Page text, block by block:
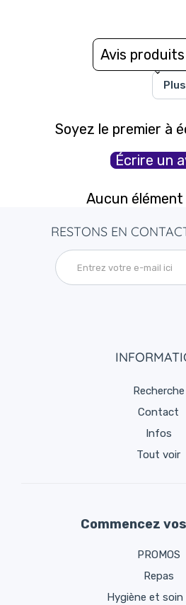
With each reading, the child
vocabulary. There are so many
animal names, colors, and much
Avis
Sort
Soyez le premier à
Écrire un
Aucun
RESTONS EN
Recherche
Contact
Infos
Tout voir
Commencez
PROMOS
Repas
Hygiène et